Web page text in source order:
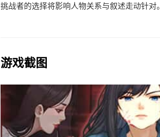
挑战者的选择将影响人物关系与叙述走动针对。
游戏截图